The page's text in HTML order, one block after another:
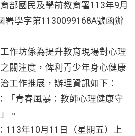
部國民及學前教育署113年9月
署學字第1130099168A號函辦
作坊係為提升教育現場對心理
關注度，俾利青少年身心健康
工作推展，辦理資訊如下：
「青春風暴：教師心理健康守
。
113年10月11日（星期五）上